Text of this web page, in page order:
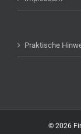
Praktische
© 2026